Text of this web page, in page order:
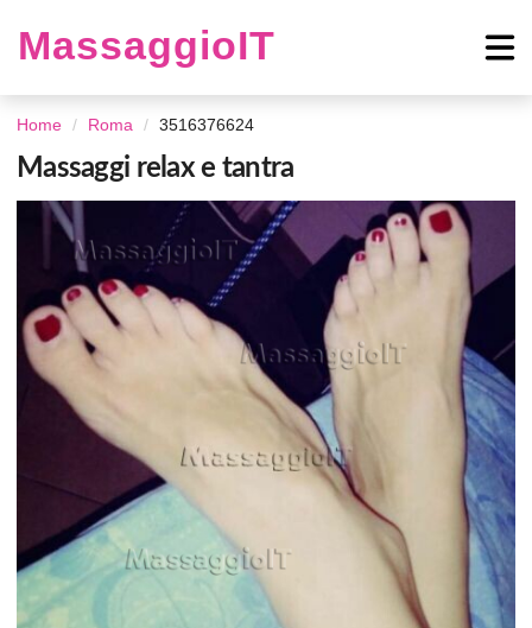
MassaggioIT
Home Roma 3516376624
Massaggi relax e tantra